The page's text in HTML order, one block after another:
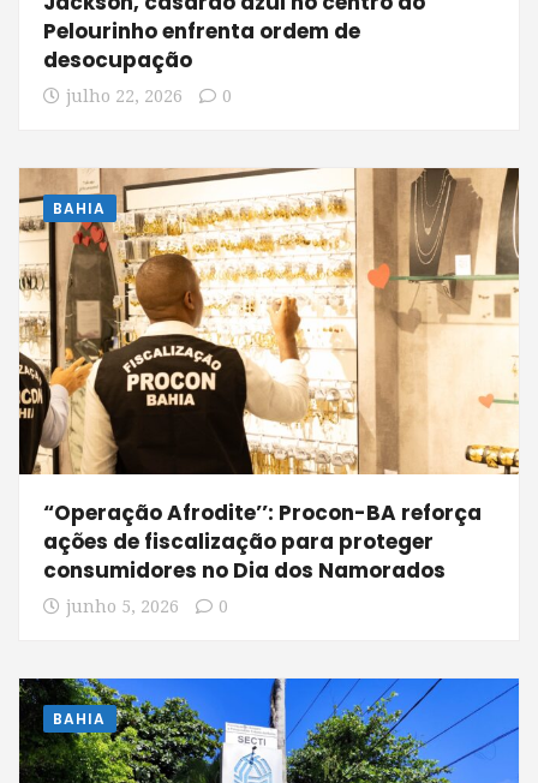
Pelourinho enfrenta ordem de
desocupação
julho 22, 2026 0
BAHIA
“Operação Afrodite’’: Procon-BA reforça
ações de fiscalização para proteger
consumidores no Dia dos Namorados
junho 5, 2026 0
BAHIA